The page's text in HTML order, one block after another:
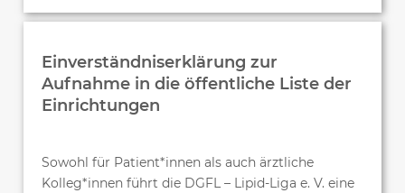
Einverständniserklärung zur
Aufnahme in die öffentliche Liste der
Einrichtungen
Sowohl für Patient*innen als auch ärztliche
Kolleg*innen führt die DGFL – Lipid-Liga e. V. eine